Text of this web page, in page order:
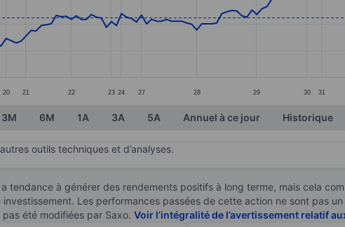
Data ranges from 2.24 to 4.54.
20 21 22 23 24 27 28 29 30 31
3M 6M 1A 3A 5A Annuel à ce jour Historique
outils techniques et d’analyses.
tendance à générer des rendements positifs à long terme, mais cela
Les performances passées de cette action ne sont pas
été modifiées par Saxo. Voir l’intégralité de l’avertissement relatif